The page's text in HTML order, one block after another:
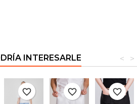
INTERESARLE >
<
favorite_border favorite_border favorite_border